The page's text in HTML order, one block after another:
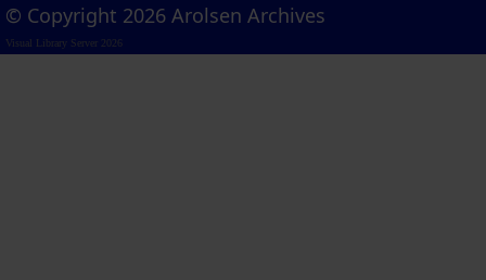
© Copyright 2026 Arolsen Archives
Visual Library Server 2026